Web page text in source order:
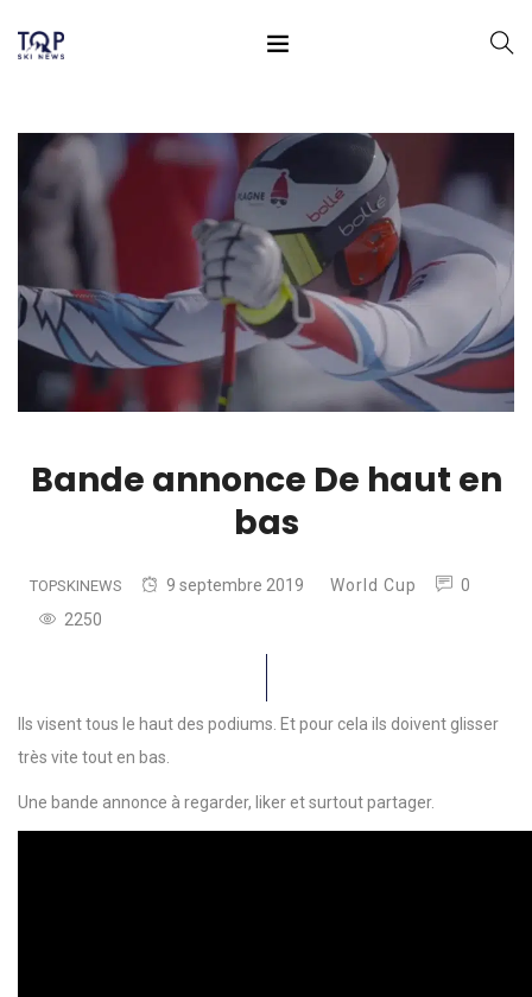
Bande annonce De haut en
bas
TOPSKINEWS 9 septembre 2019 World Cup
0
2250
Ils visent tous le haut des podiums. Et pour cela ils doivent glisser
très vite tout en bas.
Une bande annonce à regarder, liker et surtout partager.